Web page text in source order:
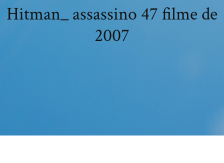
Hitman_ assassino 47 filme de
2007